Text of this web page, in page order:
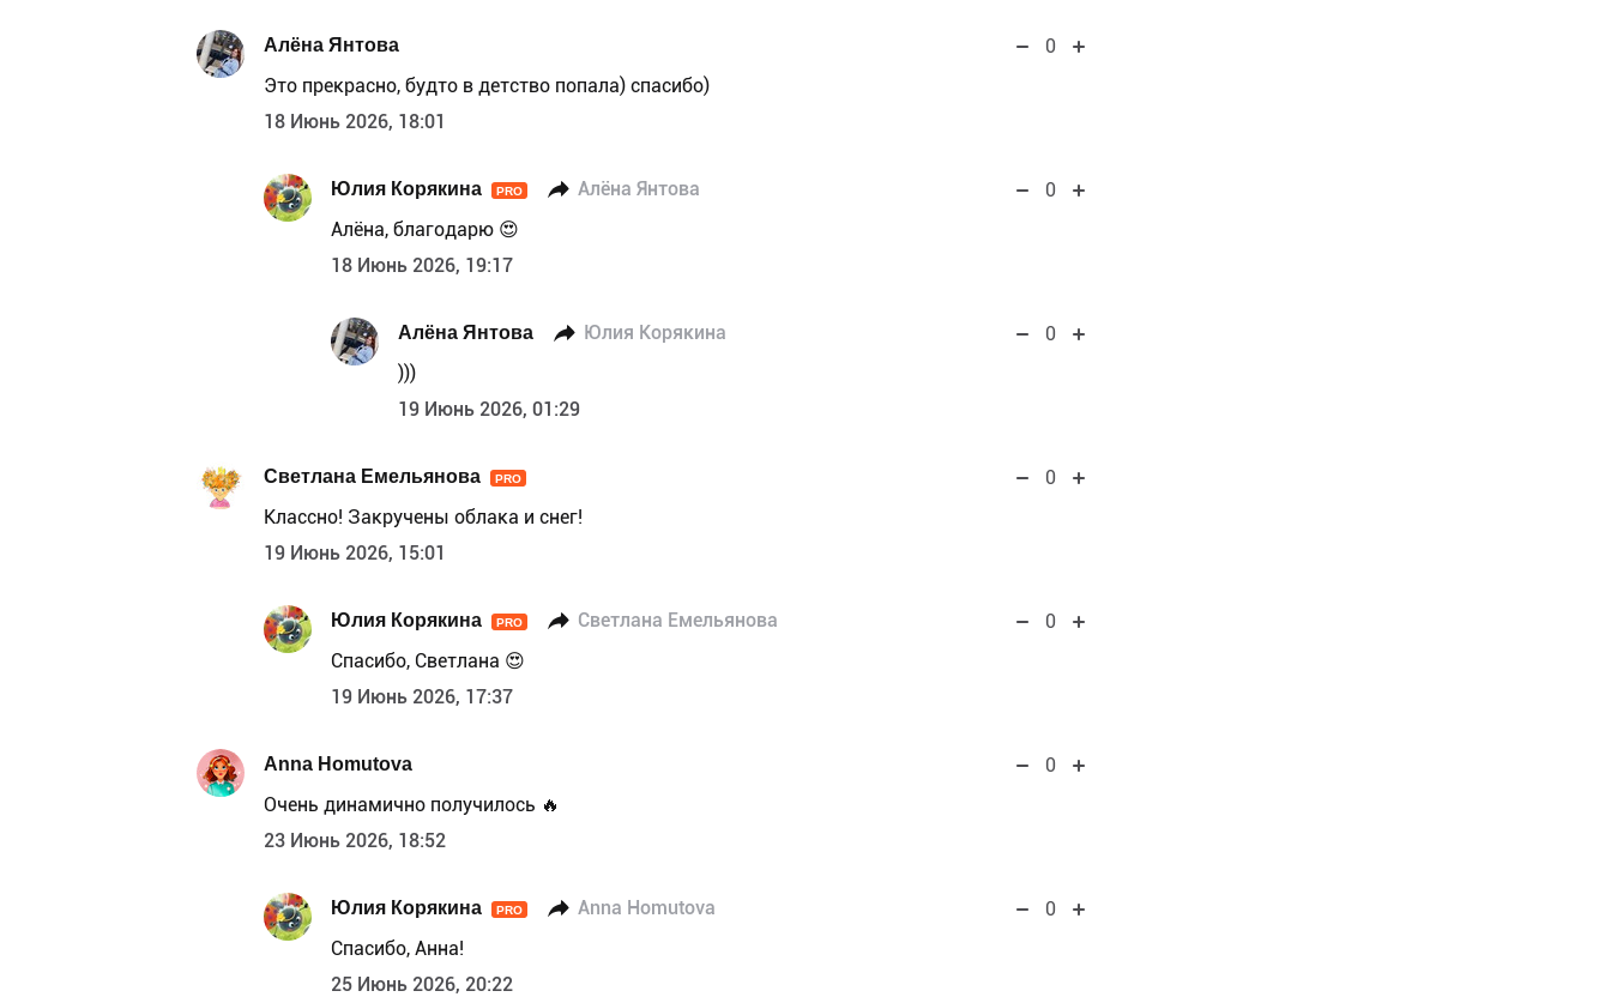
Алёна Янтова
0
Это прекрасно, будто в детство попала) спасибо)
18 Июнь 2026, 18:01
Юлия Корякина PRO Алёна Янтова
0
Алёна, благодарю 😍
18 Июнь 2026, 19:17
Алёна Янтова Юлия Корякина
0
)))
19 Июнь 2026, 01:29
Светлана Емельянова PRO
0
Классно! Закручены облака и снег!
19 Июнь 2026, 15:01
Юлия Корякина PRO Светлана Емельянова
0
Спасибо, Светлана 😍
19 Июнь 2026, 17:37
Anna Homutova
0
Очень динамично получилось 🔥
23 Июнь 2026, 18:52
Юлия Корякина PRO Anna Homutova
0
Спасибо, Анна!
25 Июнь 2026, 20:22